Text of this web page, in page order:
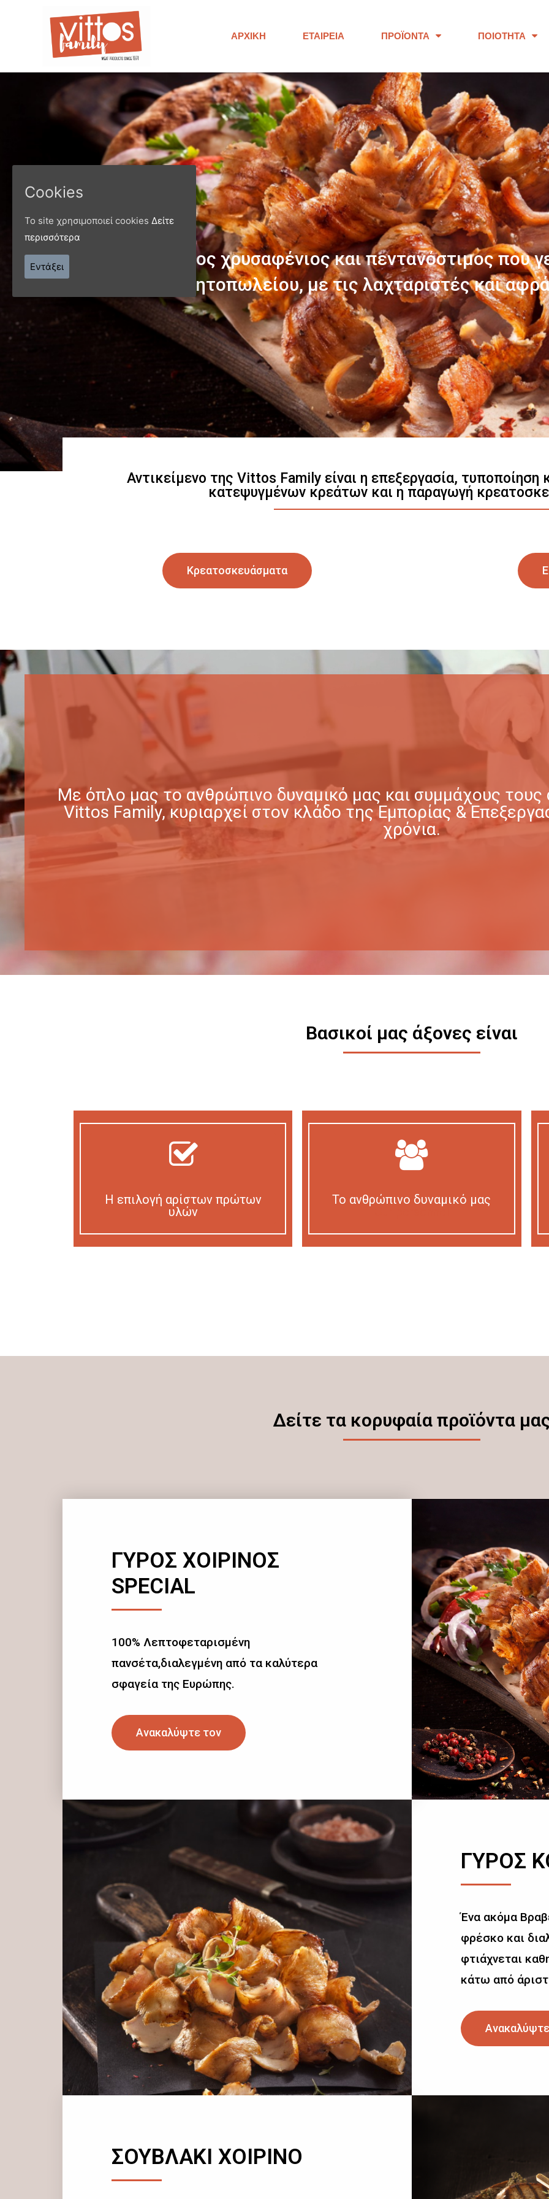
ΑΡΧΙΚΉ ΕΤΑΙΡΕΊΑ ΠΡΟΪΌΝΤΑ ΠΟΙΌΤΗΤΑ
ΠΑΝΩ ΑΠΟ 40 ΧΡΟΝΙΑ
Παράγουμε προϊόντα εξαιρετικής
Γνωρίστε μας
Αντικείμενο της Vittos Family είναι η επεξεργασία,
κατεψυγμένων κρεάτων και η παραγωγή
Κρεατοσκευάσματα
Με όπλο μας το ανθρώπινο δυναμικό μας και συμμάχους τους
Vittos Family, κυριαρχεί στον κλάδο της Εμπορίας &
χρόνια.
Βασικοί μας άξονες είναι
Η επιλογή αρίστων πρώτων
υλών
Το ανθρώπινο δυναμικό μας
Δείτε τα κορυφαία προϊόντα
ΓΥΡΟΣ ΧΟΙΡΙΝΟΣ
SPECIAL
100% Λεπτοφεταρισμένη
πανσέτα,διαλεγμένη από τα καλύτερα
σφαγεία της Ευρώπης.
Ανακαλύψτε τον
ΓΥΡΟΣ
Ένα ακόμα
φρέσκο και
φτιάχνεται
κάτω από
ΣΟΥΒΛΑΚΙ ΧΟΙΡΙΝΟ
Cookies
Το site χρησιμοποιεί cookies Δείτε
περισσότερα
Εντάξει